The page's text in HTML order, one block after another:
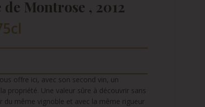
Montrose , 2012
offre ici, avec son second vin, un
propriété. Une valeur sûre à découvrir sans
du même vignoble et avec la même rigueur